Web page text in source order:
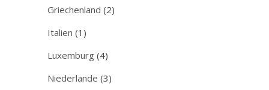
Griechenland (2)
Italien (1)
Luxemburg (4)
Niederlande (3)